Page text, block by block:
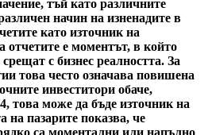
тъй като различните
начин на изненадите в
като източник на
отчетите е моментът, в който
с бизнес реалността. За
това често означава повишена
инвеститори обаче,
това може да бъде източник на
на пазарите показва, че
са моментални или напълно